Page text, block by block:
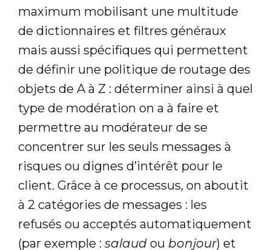
maximum mobilisant une multitude
de dictionnaires et filtres généraux
mais aussi spécifiques qui permettent
de définir une politique de routage des
objets de A à Z : déterminer ainsi à quel
type de modération on a à faire et
permettre au modérateur de se
concentrer sur les seuls messages à
risques ou dignes d’intérêt pour le
client. Grâce à ce processus, on aboutit
à 2 catégories de messages : les
refusés ou acceptés automatiquement
(par exemple : salaud ou bonjour) et